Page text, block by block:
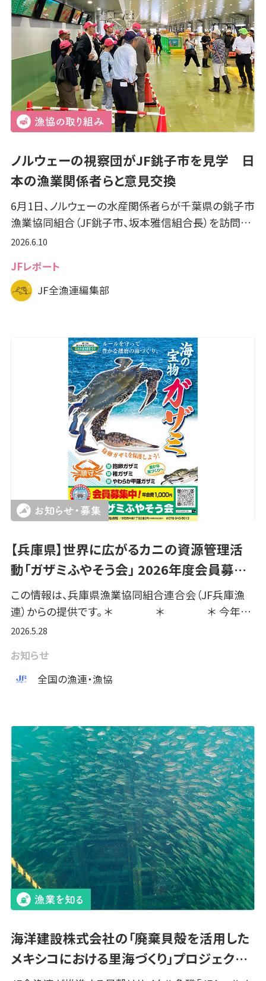
ノルウェーの視察団がJF銚子市を見学 日
本の漁業関係者らと意見交換
6月1日、ノルウェーの水産関係者らが千葉県の銚子市
漁業協同組合（JF銚子市、坂本雅信組合長）を訪問…
2026.6.10
JFレポート
JF全漁連編集部
【兵庫県】世界に広がるカニの資源管理活
動「ガザミふやそう会」 2026年度会員募…
この情報は、兵庫県漁業協同組合連合会（JF兵庫漁
連）からの提供です。 ＊ ＊ ＊ 今年…
2026.5.28
お知らせ
全国の漁連・漁協
海洋建設株式会社の「廃棄貝殻を活用した
メキシコにおける里海づくり」プロジェク…